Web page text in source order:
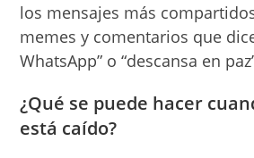
los mensajes más
memes y comentarios que
WhatsApp” o “descansa en
¿Qué se puede hacer
está caído?